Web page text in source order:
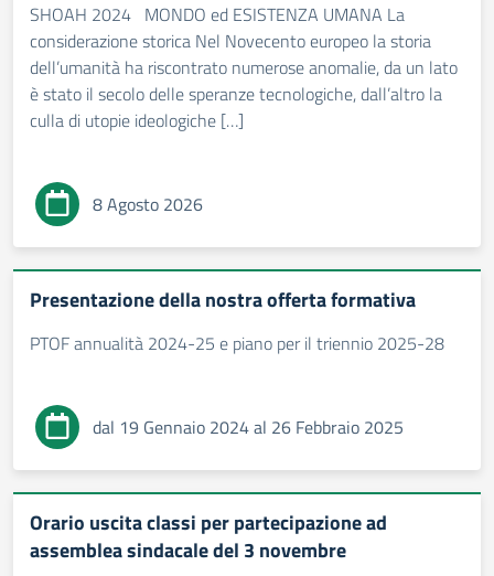
SHOAH 2024 MONDO ed ESISTENZA UMANA La
considerazione storica Nel Novecento europeo la storia
dell’umanità ha riscontrato numerose anomalie, da un lato
è stato il secolo delle speranze tecnologiche, dall’altro la
culla di utopie ideologiche […]
8 Agosto 2026
Presentazione della nostra offerta formativa
PTOF annualità 2024-25 e piano per il triennio 2025-28
dal 19 Gennaio 2024 al 26 Febbraio 2025
Orario uscita classi per partecipazione ad
assemblea sindacale del 3 novembre